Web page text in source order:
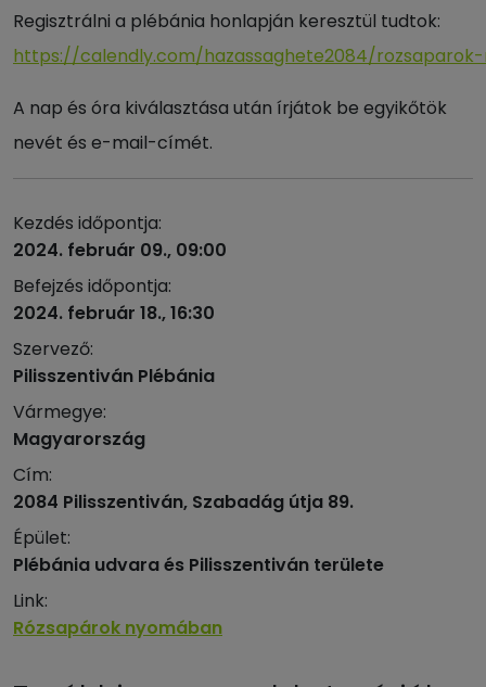
Regisztrálni a plébánia honlapján keresztül tudtok:
https://calendly.com/hazassaghete2084/
A nap és óra kiválasztása után írjátok be egyikőtök
nevét és e-mail-címét.
Kezdés időpontja:
2024. február 09., 09:00
Befejzés időpontja:
2024. február 18., 16:30
Szervező:
Pilisszentiván Plébánia
Vármegye:
Magyarország
Cím:
2084 Pilisszentiván, Szabadág útja 89.
Épület:
Plébánia udvara és Pilisszentiván területe
Link:
Rózsapárok nyomában